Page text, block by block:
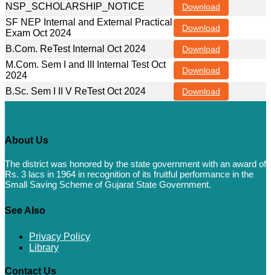
NSP_SCHOLARSHIP_NOTICE Download
SF NEP Internal and External Practical
Exam Oct 2024
Download
B.Com. ReTest Internal Oct 2024 Download
M.Com. Sem I and III Internal Test Oct
2024
Download
B.Sc. Sem I II V ReTest Oct 2024 Download
About Us
The district was honored by the state government with an award of
Rs. 3 lacs in 1964 in recognition of its fruitful performance in the
Small Saving Scheme of Gujarat State Government.
See Also
Privacy Policy
Library
Contact Us